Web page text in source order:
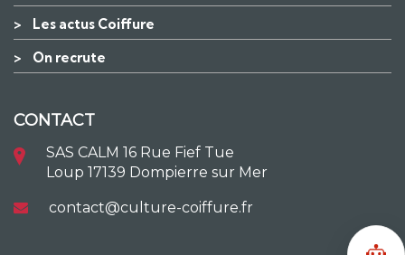
> Les actus Coiffure
> On recrute
CONTACT
SAS CALM 16 Rue Fief Tue
Loup 17139 Dompierre sur Mer
contact@culture-coiffure.fr